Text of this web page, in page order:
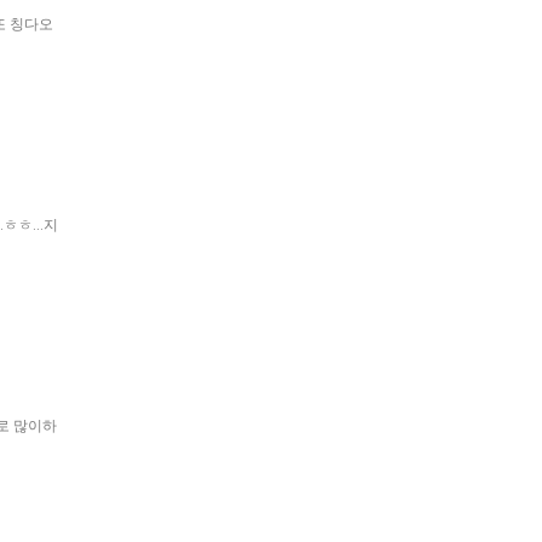
칭다오
ㅎ...지
많이하